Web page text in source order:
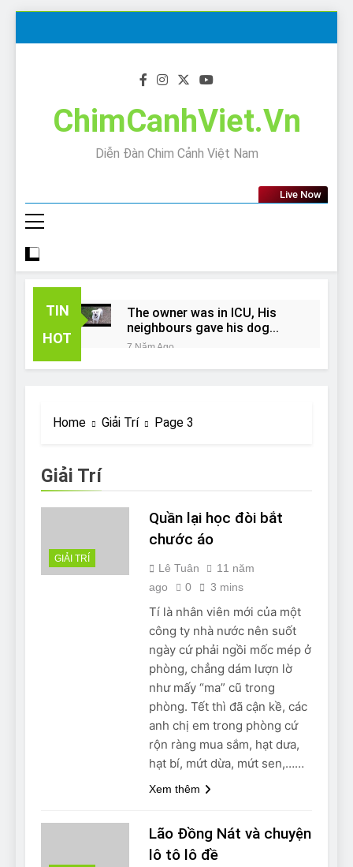
ChimCanhViet.Vn
Diễn Đàn Chim Cảnh Việt Nam
Live Now
TIN
HOT
The owner was in ICU, His
neighbours gave his dog
away!
7 Năm Ago
And How to Minimize It!
Do Bulldogs Fart? Yes! And
How to Stop It!
7 Năm Ago
The Ultimate Guide to What
Bulldogs Can (and can’t) Eat
7 Năm Ago
Bulldog Anal Gland Problem
and How to Treat It
7 Năm Ago
Can Bulldogs Run Long
Distances?
7 Năm Ago
Can Bulldogs Play Fetch?
And How to Train Them!
7 Năm Ago
How Often Do I Need to
Groom My Bulldog
Home Giải Trí Page 3
Giải Trí
GIẢI TRÍ
Quần lại học đòi bắt
chước áo
Lê Tuân
11 năm
ago
0 3 mins
Tí là nhân viên mới của một
công ty nhà nước nên suốt
ngày cứ phải ngồi mốc mép ở
phòng, chẳng dám lượn lờ
như mấy “ma” cũ trong
phòng. Tết thì đã cận kề, các
anh chị em trong phòng cứ
rộn ràng mua sắm, hạt dưa,
hạt bí, mứt dừa, mứt sen,……
Xem thêm
Lão Đồng Nát và chuyện
lô tô lô đề